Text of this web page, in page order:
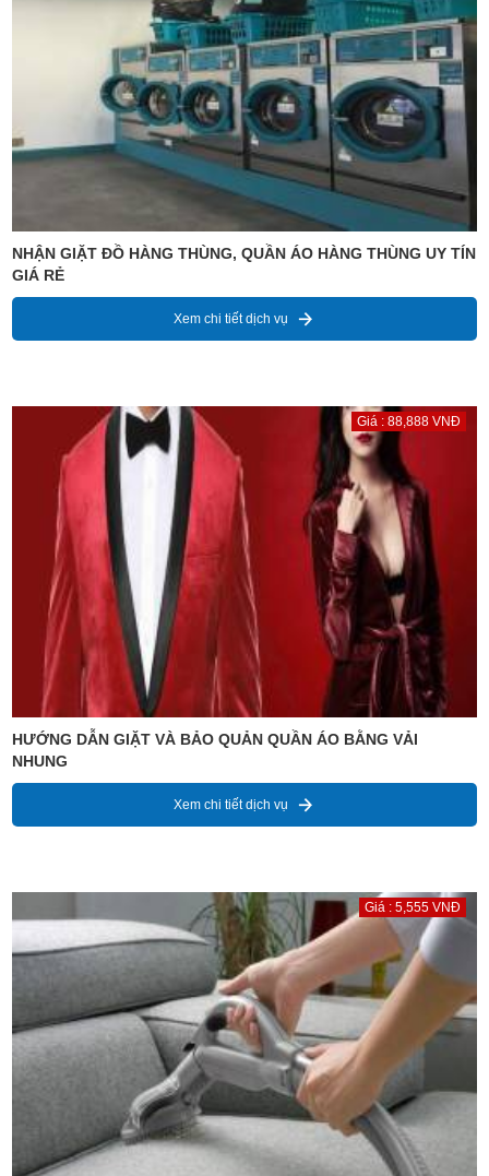
NHẬN GIẶT ĐỒ HÀNG THÙNG, QUẦN ÁO HÀNG THÙNG UY TÍN
GIÁ RẺ
Xem chi tiết dịch vụ
Giá : 88,888 VNĐ
HƯỚNG DẪN GIẶT VÀ BẢO QUẢN QUẦN ÁO BẰNG VẢI
NHUNG
Xem chi tiết dịch vụ
Giá : 5,555 VNĐ